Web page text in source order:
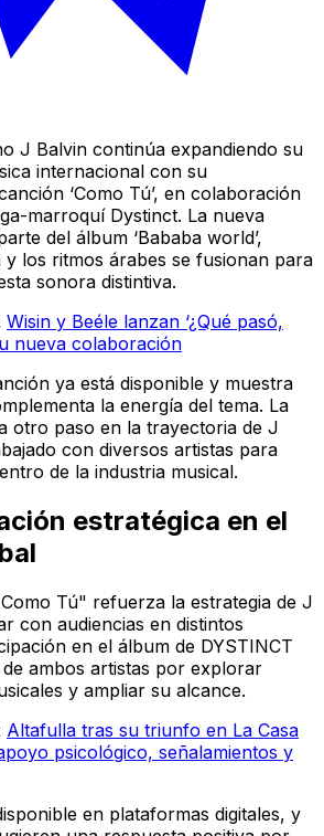
J Balvin continúa expandiendo su
internacional con su
‘Como Tú’, en colaboración
marroquí Dystinct. La nueva
del álbum ‘Bababa world’,
y los ritmos árabes se fusionan para
sonora distintiva.
Wisin y Beéle lanzan ‘¿Qué pasó,
nueva colaboración
ya está disponible y muestra
la energía del tema. La
otro paso en la trayectoria de J
con diversos artistas para
de la industria musical.
estratégica en el
Tú" refuerza la estrategia de J
con audiencias en distintos
en el álbum de DYSTINCT
ambos artistas por explorar
y ampliar su alcance.
Altafulla tras su triunfo en La Casa
psicológico, señalamientos y
en plataformas digitales, y